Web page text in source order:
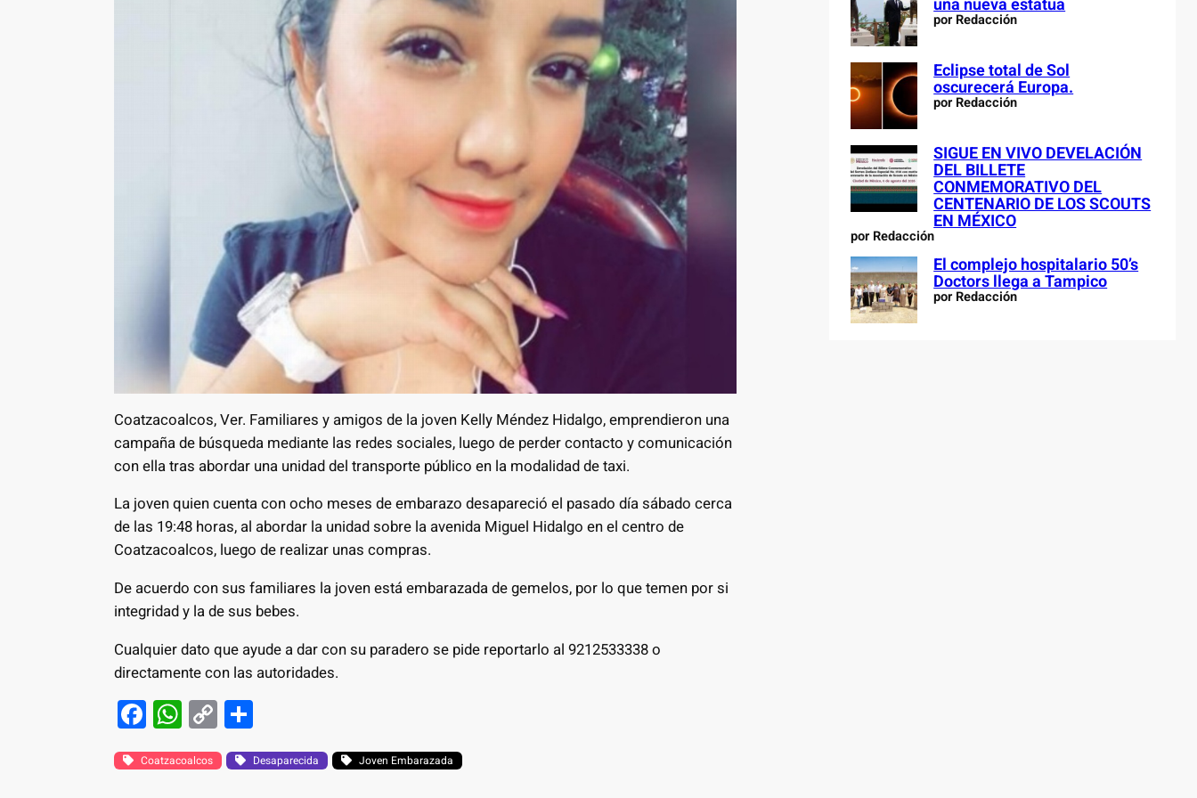
Coatzacoalcos, Ver. Familiares y amigos de la joven Kelly Méndez Hidalgo, emprendieron una
campaña de búsqueda mediante las redes sociales, luego de perder contacto y comunicación
con ella tras abordar una unidad del transporte público en la modalidad de taxi.
La joven quien cuenta con ocho meses de embarazo desapareció el pasado día sábado cerca
de las 19:48 horas, al abordar la unidad sobre la avenida Miguel Hidalgo en el centro de
Coatzacoalcos, luego de realizar unas compras.
De acuerdo con sus familiares la joven está embarazada de gemelos, por lo que temen por si
integridad y la de sus bebes.
Cualquier dato que ayude a dar con su paradero se pide reportarlo al 9212533338 o
directamente con las autoridades.
F
a
c
W
h
at
C
o
p
h
ar
Coatzacoalcos Desaparecida Joven Embarazada
una nueva estatua
por Redacción
Eclipse total de Sol
oscurecerá Europa.
por Redacción
SIGUE EN VIVO DEVELACIÓN
DEL BILLETE
CONMEMORATIVO DEL
CENTENARIO DE LOS SCOUTS
EN MÉXICO
por Redacción
El complejo hospitalario 50’s
Doctors llega a Tampico
por Redacción